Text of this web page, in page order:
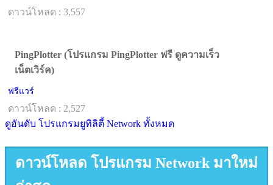
ดาวน์โหลด : 3,557
PingPlotter (โปรแกรม PingPlotter ฟรี ดูความเร็ว
เน็ตเวิร์ค)
ฟรีแวร์
ดาวน์โหลด : 2,527
ดูอันดับ โปรแกรมยูทิลิตี้ Network ทั้งหมด
ดาวน์โหลด โปรแกรม Network มาใหม่